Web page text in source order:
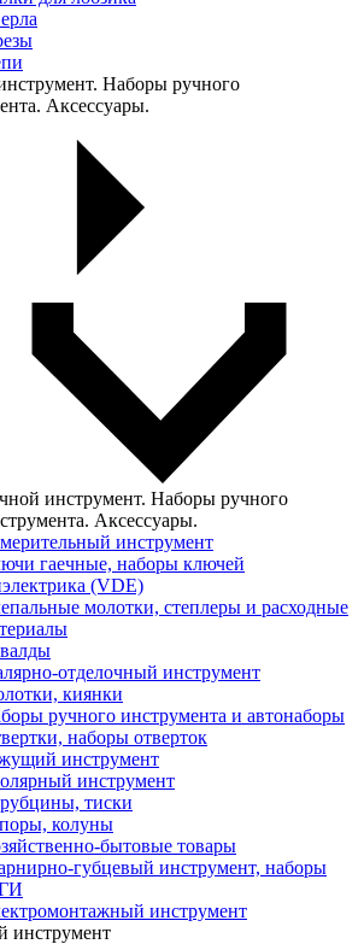
Наборы ручного
Аксессуары.
инструмент. Наборы ручного
Аксессуары.
инструмент
гаечные, наборы ключей
(VDE)
молотки, степлеры и расходные
отделочный инструмент
киянки
ручного инструмента и автонаборы
наборы отверток
инструмент
инструмент
тиски
колуны
бытовые товары
губцевый инструмент, наборы
инструмент
инструмент